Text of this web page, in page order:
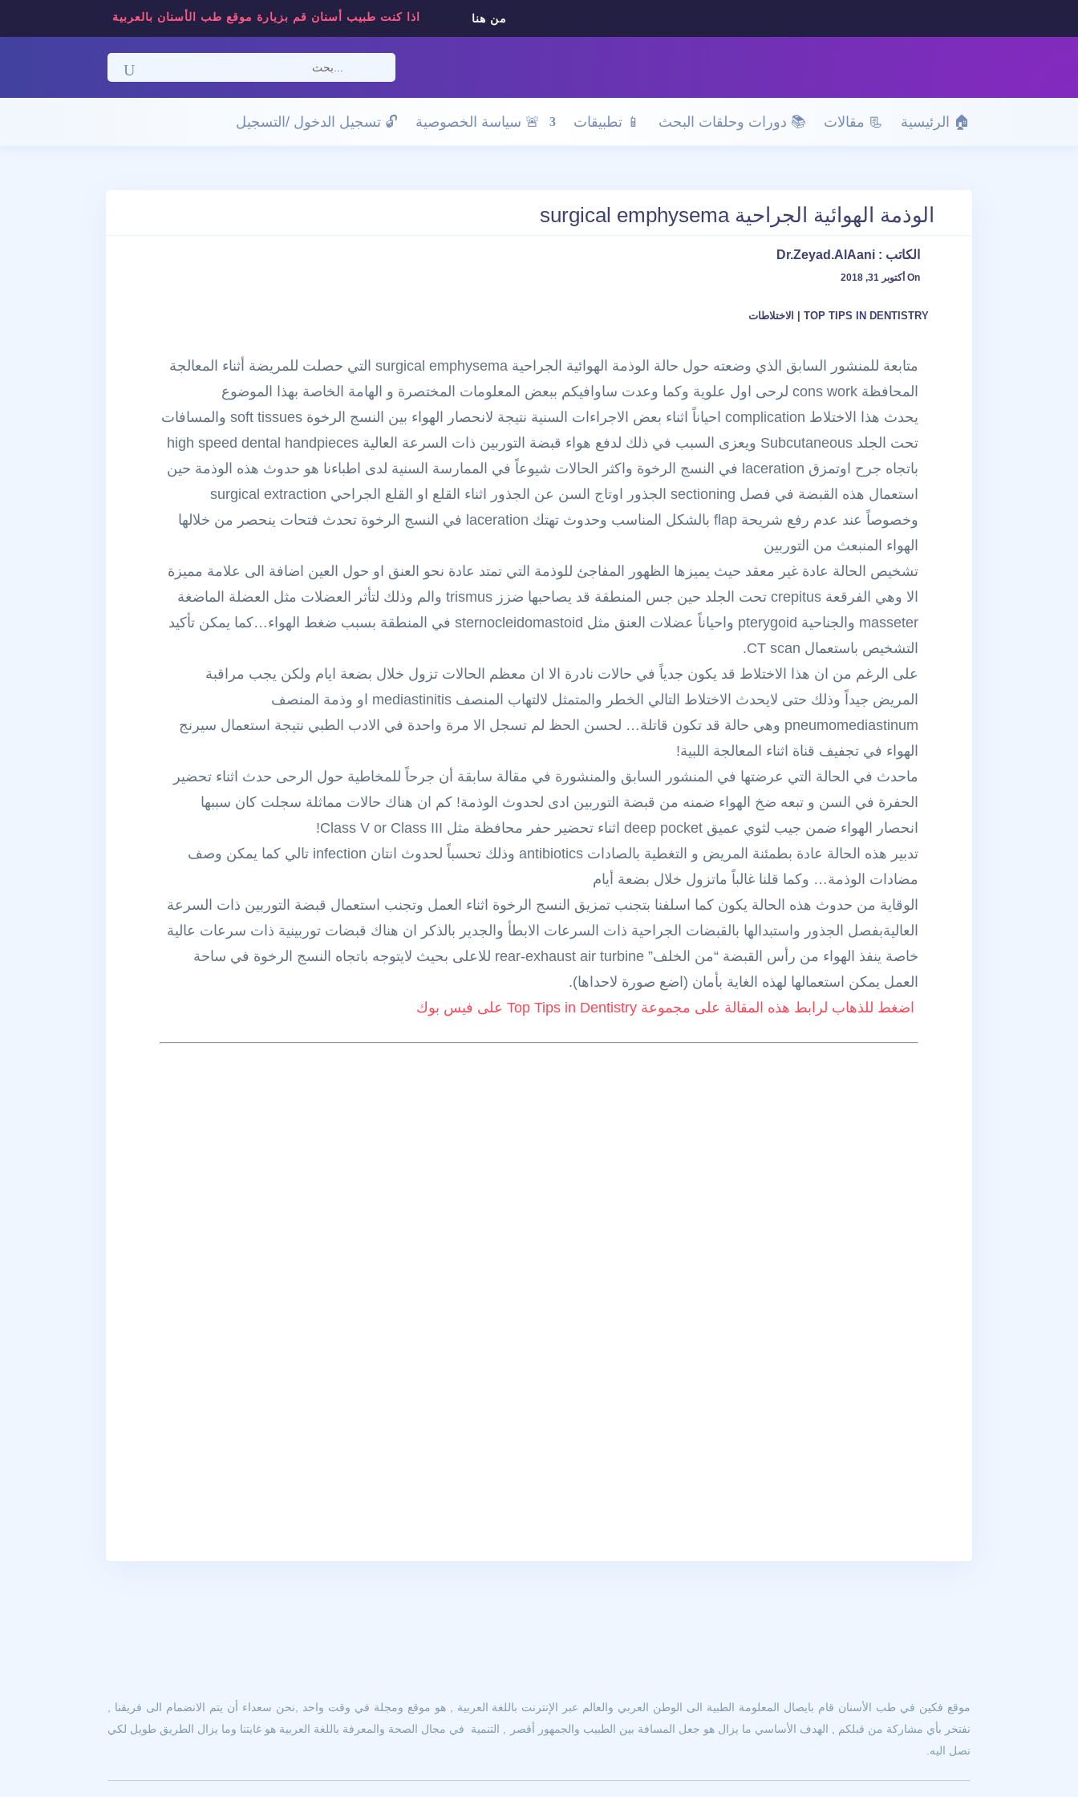
اذا كنت طبيب أسنان قم بزيارة موقع طب الأسنان بالعربية من هنا
🏠 الرئيسية 📃 مقالات 📚 دورات وحلقات البحث 📱 تطبيقات 🚨 سياسة الخصوصية 🔓تسجيل الدخول /التسجيل
الوذمة الهوائية الجراحية surgical emphysema
الكاتب : Dr.Zeyad.AlAani
On أكتوبر 31, 2018
TOP TIPS IN DENTISTRY
| الاختلاطات
متابعة للمنشور السابق الذي وضعته حول حالة الوذمة الهوائية الجراحية surgical emphysema التي حصلت للمريضة أثناء المعالجة
المحافظة cons work لرحى اول علوية وكما وعدت ساوافيكم ببعض المعلومات المختصرة و الهامة الخاصة بهذا الموضوع
يحدث هذا الاختلاط complication احياناً اثناء بعض الاجراءات السنية نتيجة لانحصار الهواء بين النسج الرخوة soft tissues والمسافات
تحت الجلد Subcutaneous ويعزى السبب في ذلك لدفع هواء قبضة التوربين ذات السرعة العالية high speed dental handpieces
باتجاه جرح اوتمزق laceration في النسج الرخوة واكثر الحالات شيوعاً في الممارسة السنية لدى اطباءنا هو حدوث هذه الوذمة حين
استعمال هذه القبضة في فصل sectioning الجذور اوتاج السن عن الجذور اثناء القلع او القلع الجراحي surgical extraction
وخصوصاً عند عدم رفع شريحة flap بالشكل المناسب وحدوث تهتك laceration في النسج الرخوة تحدث فتحات ينحصر من خلالها
الهواء المنبعث من التوربين
تشخيص الحالة عادة غير معقد حيث يميزها الظهور المفاجئ للوذمة التي تمتد عادة نحو العنق او حول العين اضافة الى علامة مميزة
الا وهي الفرقعة crepitus تحت الجلد حين جس المنطقة قد يصاحبها ضزز trismus والم وذلك لتأثر العضلات مثل العضلة الماضغة
masseter والجناحية pterygoid واحياناً عضلات العنق مثل sternocleidomastoid في المنطقة بسبب ضغط الهواء…كما يمكن تأكيد
التشخيص باستعمال CT scan.
على الرغم من ان هذا الاختلاط قد يكون جدياً في حالات نادرة الا ان معظم الحالات تزول خلال بضعة ايام ولكن يجب مراقبة
المريض جيداً وذلك حتى لايحدث الاختلاط التالي الخطر والمتمثل لالتهاب المنصف mediastinitis او وذمة المنصف
pneumomediastinum وهي حالة قد تكون قاتلة… لحسن الحظ لم تسجل الا مرة واحدة في الادب الطبي نتيجة استعمال سيرنج
الهواء في تجفيف قناة اثناء المعالجة اللبية!
ماحدث في الحالة التي عرضتها في المنشور السابق والمنشورة في مقالة سابقة أن جرحاً للمخاطية حول الرحى حدث اثناء تحضير
الحفرة في السن و تبعه ضخ الهواء ضمنه من قبضة التوربين ادى لحدوث الوذمة! كم ان هناك حالات مماثلة سجلت كان سببها
انحصار الهواء ضمن جيب لثوي عميق deep pocket اثناء تحضير حفر محافظة مثل Class V or Class III!
تدبير هذه الحالة عادة بطمئنة المريض و التغطية بالصادات antibiotics وذلك تحسباً لحدوث انتان infection تالي كما يمكن وصف
مضادات الوذمة… وكما قلنا غالباً ماتزول خلال بضعة أيام
الوقاية من حدوث هذه الحالة يكون كما اسلفنا بتجنب تمزيق النسج الرخوة اثناء العمل وتجنب استعمال قبضة التوربين ذات السرعة
العاليةبفصل الجذور واستبدالها بالقبضات الجراحية ذات السرعات الابطأ والجدير بالذكر ان هناك قبضات توربينية ذات سرعات عالية
خاصة ينفذ الهواء من رأس القبضة “من الخلف” rear-exhaust air turbine للاعلى بحيث لايتوجه باتجاه النسج الرخوة في ساحة
العمل يمكن استعمالها لهذه الغاية بأمان (اضع صورة لاحداها).
اضغط للذهاب لرابط هذه المقالة على مجموعة Top Tips in Dentistry على فيس بوك
موقع فكين في طب الأسنان قام بايصال المعلومة الطبية الى الوطن العربي والعالم عبر الإنترنت باللغة العربية , هو موقع ومجلة في وقت واحد ,نحن سعداء أن يتم الانضمام الى فريقنا ,
نفتخر بأي مشاركة من قبلكم , الهدف الأساسي ما يزال هو جعل المسافة بين الطبيب والجمهور أقصر , التنمية في مجال الصحة والمعرفة باللغة العربية هو غايتنا وما يزال الطريق طويل لكي
نصل اليه.